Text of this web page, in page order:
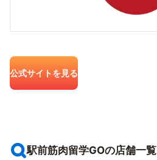
公式サイトを見る
駅前筋肉留学GOの店舗一覧